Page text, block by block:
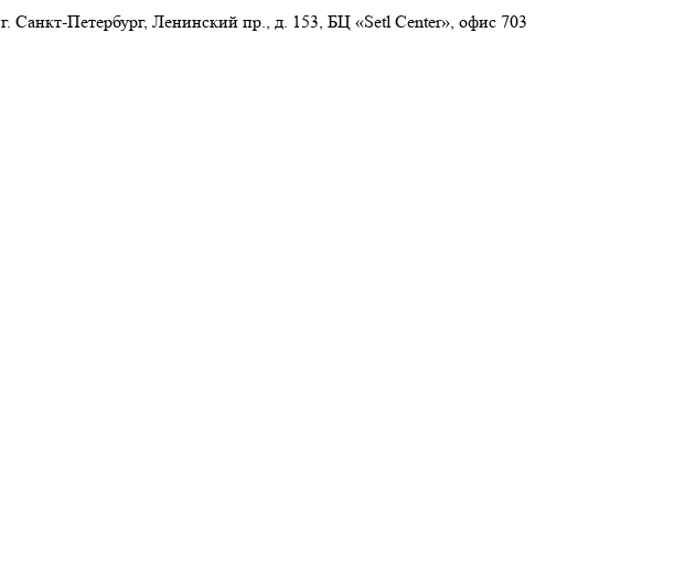
г. Санкт-Петербург, Ленинский пр., д. 153, БЦ «Setl Center», офис 703